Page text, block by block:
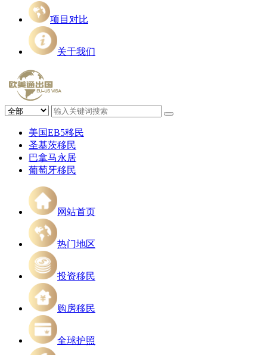
项目对比
关于我们
美国EB5移民
圣基茨移民
巴拿马永居
葡萄牙移民
网站首页
热门地区
投资移民
购房移民
全球护照